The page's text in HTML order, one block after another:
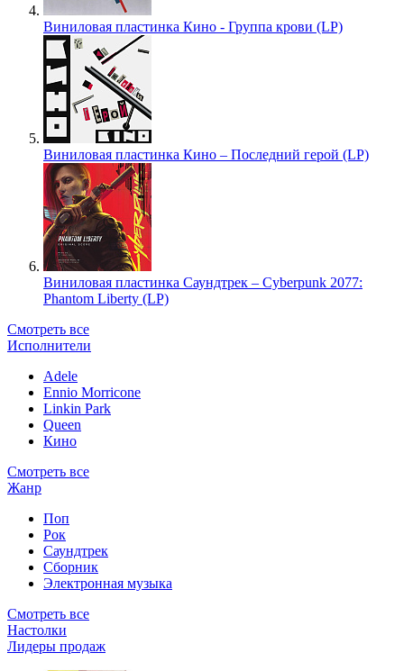
Виниловая пластинка Кино - Группа крови (LP)
Виниловая пластинка Кино – Последний герой (LP)
Виниловая пластинка Саундтрек – Cyberpunk 2077:
Phantom Liberty (LP)
Смотреть все
Исполнители
Adele
Ennio Morricone
Linkin Park
Queen
Кино
Смотреть все
Жанр
Поп
Рок
Саундтрек
Сборник
Электронная музыка
Смотреть все
Настолки
Лидеры продаж